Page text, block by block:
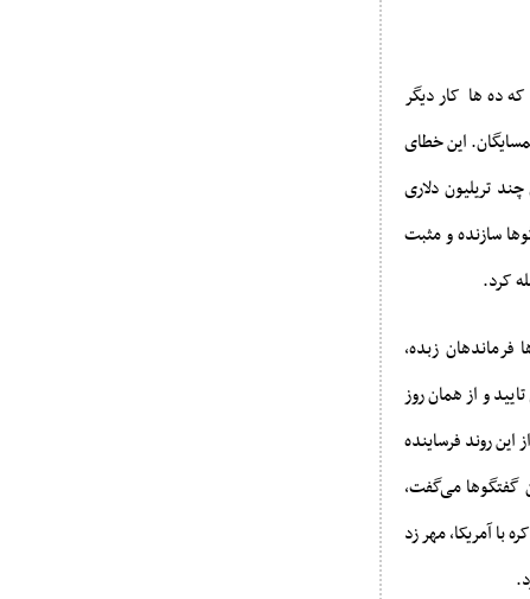
ده‌ها کار دیگر
این خطای
تریلیون دلاری
گفتگوها سازنده و مثبت
کرد.
1200 نفر، که در میان آن‌ها فرماندهان زبده،
و از همان روز
آغاز شد؛ نهایتا 17بهمن دور دیگری از این روند فرساینده
گفتگوها می‌گفت،
آمریکا، مهر زد